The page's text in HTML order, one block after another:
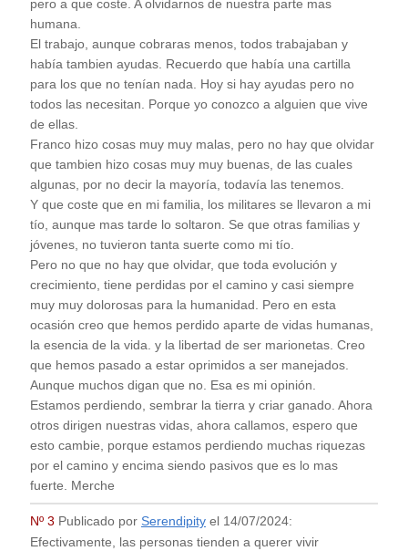
pero a que coste. A olvidarnos de nuestra parte mas
humana.
El trabajo, aunque cobraras menos, todos trabajaban y
había tambien ayudas. Recuerdo que había una cartilla
para los que no tenían nada. Hoy si hay ayudas pero no
todos las necesitan. Porque yo conozco a alguien que vive
de ellas.
Franco hizo cosas muy muy malas, pero no hay que olvidar
que tambien hizo cosas muy muy buenas, de las cuales
algunas, por no decir la mayoría, todavía las tenemos.
Y que coste que en mi familia, los militares se llevaron a mi
tío, aunque mas tarde lo soltaron. Se que otras familias y
jóvenes, no tuvieron tanta suerte como mi tío.
Pero no que no hay que olvidar, que toda evolución y
crecimiento, tiene perdidas por el camino y casi siempre
muy muy dolorosas para la humanidad. Pero en esta
ocasión creo que hemos perdido aparte de vidas humanas,
la esencia de la vida. y la libertad de ser marionetas. Creo
que hemos pasado a estar oprimidos a ser manejados.
Aunque muchos digan que no. Esa es mi opinión.
Estamos perdiendo, sembrar la tierra y criar ganado. Ahora
otros dirigen nuestras vidas, ahora callamos, espero que
esto cambie, porque estamos perdiendo muchas riquezas
por el camino y encima siendo pasivos que es lo mas
fuerte. Merche
Nº 3 Publicado por Serendipityel 14/07/2024:
Efectivamente, las personas tienden a querer vivir